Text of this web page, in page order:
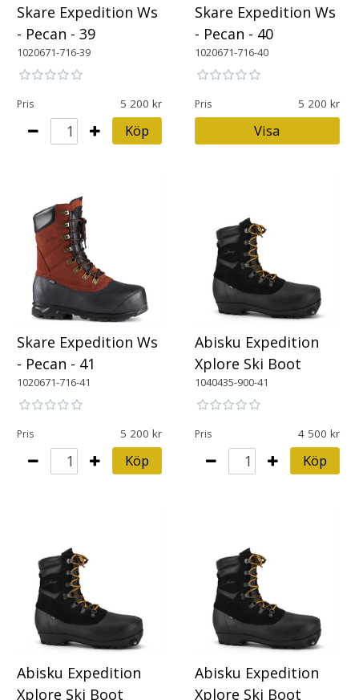
Skare Expedition Ws
- Pecan - 39
1020671-716-39
Pris 5 200
Köp
Skare Expedition Ws
- Pecan - 40
1020671-716-40
Pris 5 200
Visa
Skare Expedition Ws
- Pecan - 41
1020671-716-41
Pris 5 200
Köp
Abisku Expedition
Xplore Ski Boot
1040435-900-41
Pris 4 500
Köp
Abisku Expedition
Xplore Ski Boot
Abisku Expedition
Xplore Ski Boot